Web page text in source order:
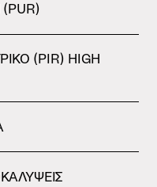
(PIR) ΗIGH